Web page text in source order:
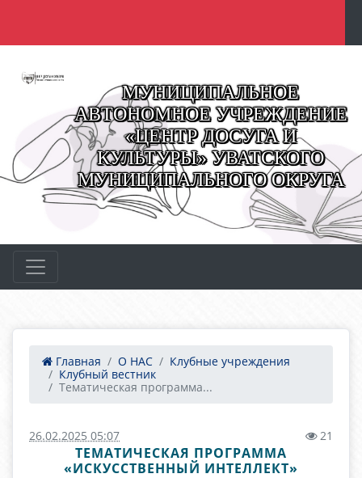
МУНИЦИПАЛЬНОЕ
АВТОНОМНОЕ УЧРЕЖДЕНИЕ
«ЦЕНТР ДОСУГА И
КУЛЬТУРЫ» УВАТСКОГО
МУНИЦИПАЛЬНОГО ОКРУГА
Главная О НАС
Клубные учреждения
Клубный вестник
Тематическая программа...
26.02.2025 05:07 21
ТЕМАТИЧЕСКАЯ ПРОГРАММА
«ИСКУССТВЕННЫЙ ИНТЕЛЛЕКТ»